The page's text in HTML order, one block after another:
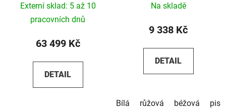
Externí sklad: 5 až 10
pracovních dnů
63 499 Kč
DETAIL
Na skladě
9 338 Kč
DETAIL
Bílá růžová béžová